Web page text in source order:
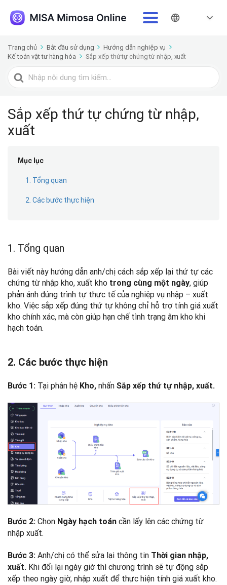
Trang chủ Bắt đầu sử dụng
Hướng dẫn nghiệp vụ
Kế toán vật tư hàng hóa
Sắp xếp thứ tự chứng từ nhập, xuất
Tìm
kiếm
Sắp xếp thứ tự chứng từ nhập,
xuất
Mục lục
1. Tổng quan
2. Các bước thực hiện
1. Tổng quan
Bài viết này hướng dẫn anh/chị cách sắp xếp lại thứ tự các
chứng từ nhập kho, xuất kho trong cùng một ngày, giúp
phản ánh đúng trình tự thực tế của nghiệp vụ nhập – xuất
kho. Việc sắp xếp đúng thứ tự không chỉ hỗ trợ tính giá xuất
kho chính xác, mà còn giúp hạn chế tình trạng âm kho khi
hạch toán.
2. Các bước thực hiện
Bước 1: Tại phân hệ Kho, nhấn Sắp xếp thứ tự nhập, xuất.
Bước 2: Chọn Ngày hạch toán cần lấy lên các chứng từ
nhập xuất.
Bước 3: Anh/chị có thể sửa lại thông tin Thời gian nhập,
xuất. Khi đổi lại ngày giờ thì chương trình sẽ tự động sắp
xếp theo ngày giờ, nhập xuất để thực hiện tính giá xuất kho.